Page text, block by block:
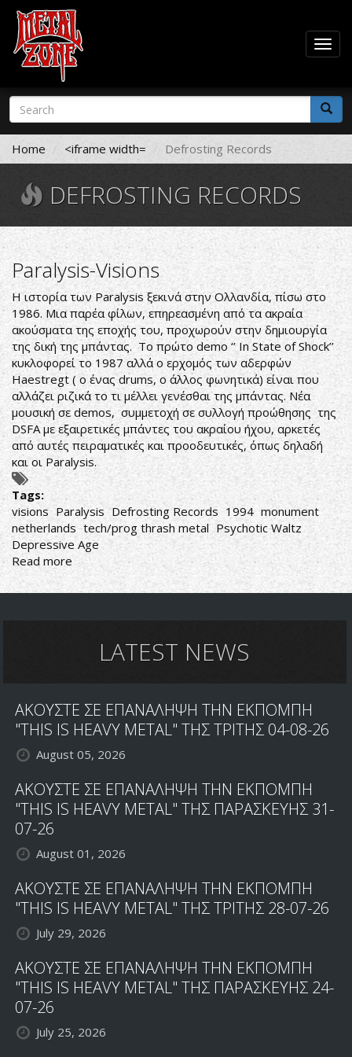
Skip
main
content
Search
form
Search
Home <iframe width= Defrosting Records
DEFROSTING RECORDS
Paralysis-Visions
Η ιστορία των Paralysis ξεκινά στην Ολλανδία, πίσω στο
1986. Μια παρέα φίλων, επηρεασμένη από τα ακραία
ακούσματα της εποχής του, προχωρούν στην δημιουργία
της δική της μπάντας. Το πρώτο demo ‘’ In State of Shock’’
κυκλοφορεί το 1987 αλλά ο ερχομός των αδερφών
Haestregt ( ο ένας drums, ο άλλος φωνητικά) είναι που
αλλάζει ριζικά το τι μέλλει γενέσθαι της μπάντας. Νέα
μουσική σε demos, συμμετοχή σε συλλογή προώθησης της
DSFA με εξαιρετικές μπάντες του ακραίου ήχου, αρκετές
από αυτές πειραματικές και προοδευτικές, όπως δηλαδή
και οι Paralysis.
Tags:
visions Paralysis Defrosting Records 1994 monument
netherlands tech/prog thrash metal Psychotic Waltz
Depressive Age
Read more about
Paralysis-
Visions
LATEST NEWS
ΑΚΟΥΣΤΕ ΣΕ ΕΠΑΝΑΛΗΨΗ ΤΗΝ ΕΚΠΟΜΠΗ
"THIS IS HEAVY METAL" ΤΗΣ ΤΡΙΤΗΣ 04-08-26
August 05, 2026
ΑΚΟΥΣΤΕ ΣΕ ΕΠΑΝΑΛΗΨΗ ΤΗΝ ΕΚΠΟΜΠΗ
"THIS IS HEAVY METAL" ΤΗΣ ΠΑΡΑΣΚΕΥΗΣ 31-
07-26
August 01, 2026
ΑΚΟΥΣΤΕ ΣΕ ΕΠΑΝΑΛΗΨΗ ΤΗΝ ΕΚΠΟΜΠΗ
"THIS IS HEAVY METAL" ΤΗΣ ΤΡΙΤΗΣ 28-07-26
July 29, 2026
ΑΚΟΥΣΤΕ ΣΕ ΕΠΑΝΑΛΗΨΗ ΤΗΝ ΕΚΠΟΜΠΗ
"THIS IS HEAVY METAL" ΤΗΣ ΠΑΡΑΣΚΕΥΗΣ 24-
07-26
July 25, 2026